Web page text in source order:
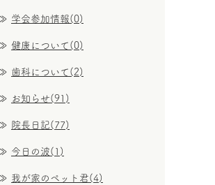
学会参加情報(0)
健康について(0)
歯科について(2)
お知らせ(91)
院長日記(77)
今日の波(1)
我が家のペット君(4)